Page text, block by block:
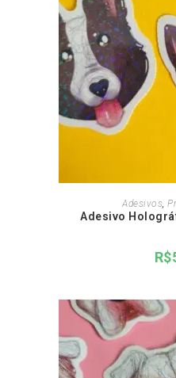
ADICIONAR
Adesivos
Adesivo
R$